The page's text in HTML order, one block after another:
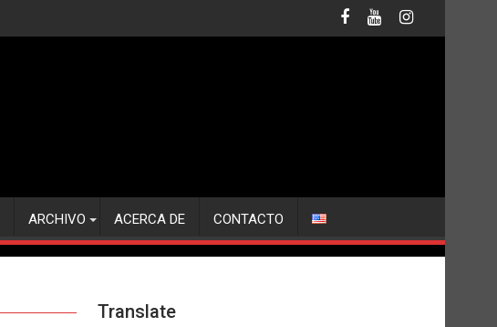
ARCHIVO ACERCA DE CONTACTO
Translate